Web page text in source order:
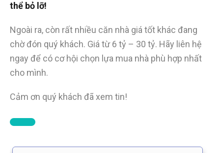
thể bỏ lỡ!
Ngoài ra, còn rất nhiều căn nhà giá tốt khác đang
chờ đón quý khách. Giá từ 6 tỷ – 30 tỷ. Hãy liên hệ
ngay để có cơ hội chọn lựa mua nhà phù hợp nhất
cho mình.
Cảm ơn quý khách đã xem tin!